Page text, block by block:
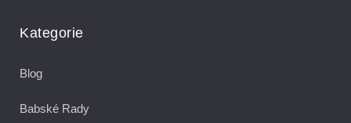
Kategorie
Blog
Babské Rady